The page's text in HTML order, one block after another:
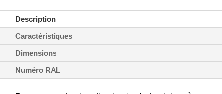
aux
covoiturages
M6k2
Description
Caractéristiques
Dimensions
Numéro RAL